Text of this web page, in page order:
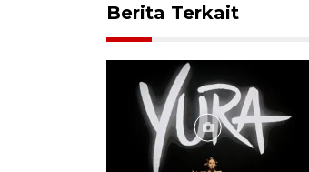
Berita Terkait